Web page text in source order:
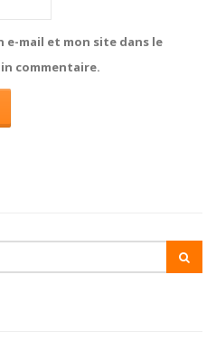
e-mail et mon site dans le
commentaire.